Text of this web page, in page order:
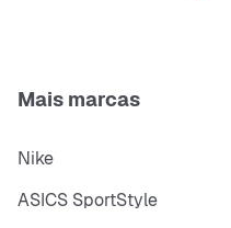
Mais marcas
Nike
ASICS SportStyle